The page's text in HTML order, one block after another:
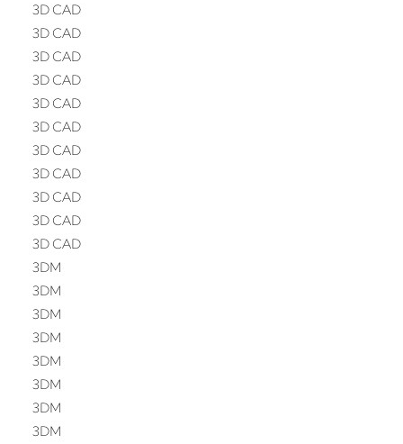
3D CAD
3D CAD
3D CAD
3D CAD
3D CAD
3D CAD
3D CAD
3D CAD
3D CAD
3D CAD
3D CAD
3DM
3DM
3DM
3DM
3DM
3DM
3DM
3DM